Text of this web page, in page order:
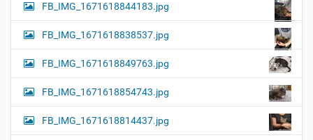
FB_IMG_1671618844183.jpg
FB_IMG_1671618838537.jpg
FB_IMG_1671618849763.jpg
FB_IMG_1671618854743.jpg
FB_IMG_1671618814437.jpg